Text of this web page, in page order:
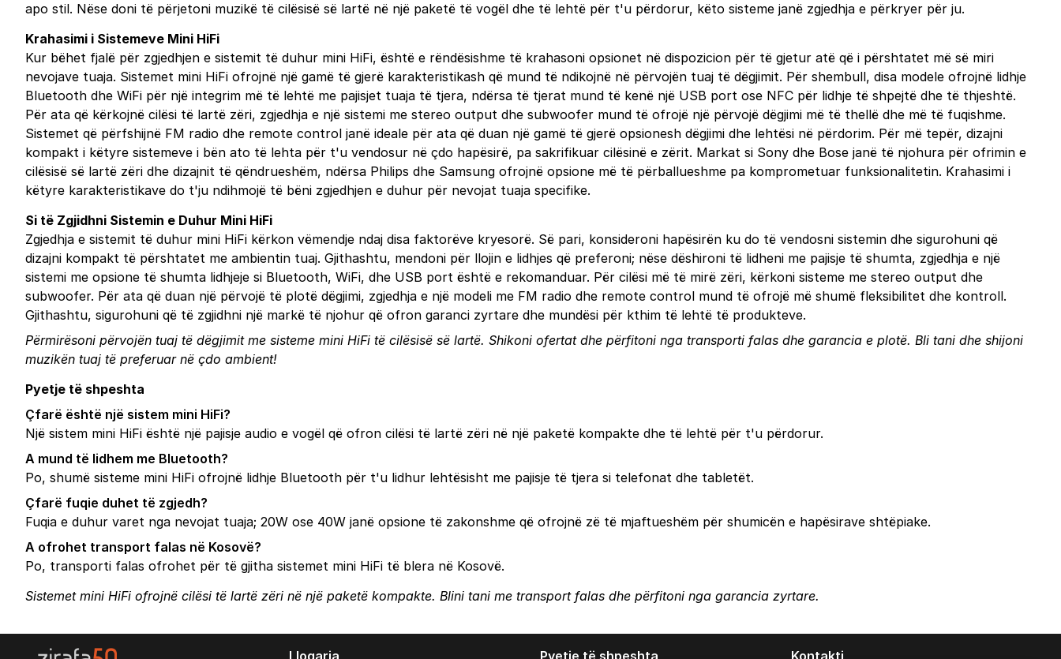
apo stil. Nëse doni të përjetoni muzikë të cilësisë së lartë në një paketë të vogël dhe të lehtë për t'u përdorur, këto sisteme janë zgjedhja e përkryer për ju.
Krahasimi i Sistemeve Mini HiFi
Kur bëhet fjalë për zgjedhjen e sistemit të duhur mini HiFi, është e rëndësishme të krahasoni opsionet në dispozicion për të gjetur atë që i përshtatet më së miri
nevojave tuaja. Sistemet mini HiFi ofrojnë një gamë të gjerë karakteristikash që mund të ndikojnë në përvojën tuaj të dëgjimit. Për shembull, disa modele ofrojnë lidhje
Bluetooth dhe WiFi për një integrim më të lehtë me pajisjet tuaja të tjera, ndërsa të tjerat mund të kenë një USB port ose NFC për lidhje të shpejtë dhe të thjeshtë.
Për ata që kërkojnë cilësi të lartë zëri, zgjedhja e një sistemi me stereo output dhe subwoofer mund të ofrojë një përvojë dëgjimi më të thellë dhe më të fuqishme.
Sistemet që përfshijnë FM radio dhe remote control janë ideale për ata që duan një gamë të gjerë opsionesh dëgjimi dhe lehtësi në përdorim. Për më tepër, dizajni
kompakt i këtyre sistemeve i bën ato të lehta për t'u vendosur në çdo hapësirë, pa sakrifikuar cilësinë e zërit. Markat si Sony dhe Bose janë të njohura për ofrimin e
cilësisë së lartë zëri dhe dizajnit të qëndrueshëm, ndërsa Philips dhe Samsung ofrojnë opsione më të përballueshme pa komprometuar funksionalitetin. Krahasimi i
këtyre karakteristikave do t'ju ndihmojë të bëni zgjedhjen e duhur për nevojat tuaja specifike.
Si të Zgjidhni Sistemin e Duhur Mini HiFi
Zgjedhja e sistemit të duhur mini HiFi kërkon vëmendje ndaj disa faktorëve kryesorë. Së pari, konsideroni hapësirën ku do të vendosni sistemin dhe sigurohuni që
dizajni kompakt të përshtatet me ambientin tuaj. Gjithashtu, mendoni për llojin e lidhjes që preferoni; nëse dëshironi të lidheni me pajisje të shumta, zgjedhja e një
sistemi me opsione të shumta lidhjeje si Bluetooth, WiFi, dhe USB port është e rekomanduar. Për cilësi më të mirë zëri, kërkoni sisteme me stereo output dhe
subwoofer. Për ata që duan një përvojë të plotë dëgjimi, zgjedhja e një modeli me FM radio dhe remote control mund të ofrojë më shumë fleksibilitet dhe kontroll.
Gjithashtu, sigurohuni që të zgjidhni një markë të njohur që ofron garanci zyrtare dhe mundësi për kthim të lehtë të produkteve.
Përmirësoni përvojën tuaj të dëgjimit me sisteme mini HiFi të cilësisë së lartë. Shikoni ofertat dhe përfitoni nga transporti falas dhe garancia e plotë. Bli tani dhe shijoni
muzikën tuaj të preferuar në çdo ambient!
Pyetje të shpeshta
Çfarë është një sistem mini HiFi?
Një sistem mini HiFi është një pajisje audio e vogël që ofron cilësi të lartë zëri në një paketë kompakte dhe të lehtë për t'u përdorur.
A mund të lidhem me Bluetooth?
Po, shumë sisteme mini HiFi ofrojnë lidhje Bluetooth për t'u lidhur lehtësisht me pajisje të tjera si telefonat dhe tabletët.
Çfarë fuqie duhet të zgjedh?
Fuqia e duhur varet nga nevojat tuaja; 20W ose 40W janë opsione të zakonshme që ofrojnë zë të mjaftueshëm për shumicën e hapësirave shtëpiake.
A ofrohet transport falas në Kosovë?
Po, transporti falas ofrohet për të gjitha sistemet mini HiFi të blera në Kosovë.
Sistemet mini HiFi ofrojnë cilësi të lartë zëri në një paketë kompakte. Blini tani me transport falas dhe përfitoni nga garancia zyrtare.
Llogaria Pyetje të shpeshta Kontakti